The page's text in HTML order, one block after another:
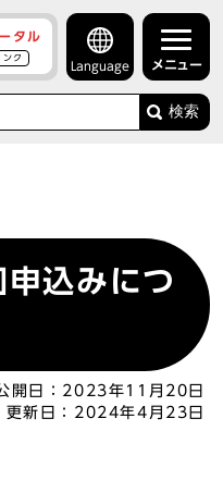
タル
ク
Language メニュー
検索
込みにつ
開日： 2023年11月20日
更新日： 2024年4月23日